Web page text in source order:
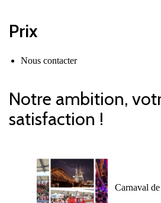
Prix
Nous contacter
Notre ambition,
satisfaction !
Carnaval